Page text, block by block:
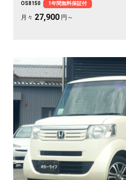
一台で毎日がぐっと身軽になりますよ。クル
適。安心してお乗りいただける《1年保証付》
OS8150 1年間無料保証付
月々 27,900 円～